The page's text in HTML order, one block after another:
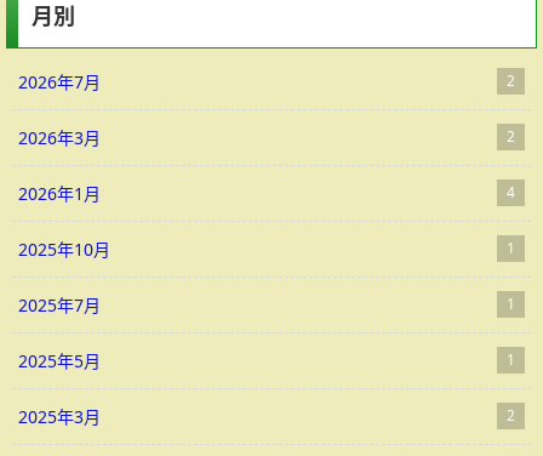
月別
2026年7月 2
2026年3月 2
2026年1月 4
2025年10月 1
2025年7月 1
2025年5月 1
2025年3月 2